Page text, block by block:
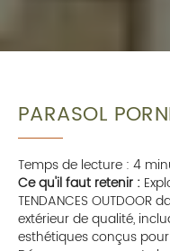
PARASOL
Temps de lecture : 4
Ce qu'il faut retenir :
TENDANCES
extérieur de qualité,
esthétiques conçus